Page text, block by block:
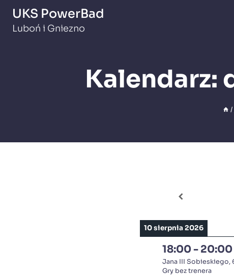
Przejdź
treści
UKS PowerBad
Luboń i Gniezno
Kalendarz:
/
10 sierpnia 2026
18:00 - 20:00
Jana III Sobieskiego,
Gry bez trenera